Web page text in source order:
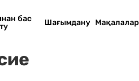
бас
Шағымдану Мақалалар